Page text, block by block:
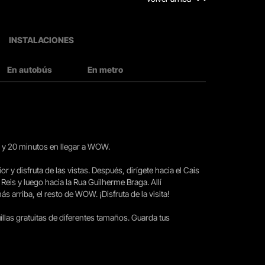
INSTALACIONES
En autobús En metro
20 minutos en llegar a WOW.
y disfruta de las vistas. Después, dirígete hacia el Cais
y luego hacia la Rua Guilherme Braga. Allí
arriba, el resto de WOW. ¡Disfruta de la visita!
gratuitas de diferentes tamaños. Guarda tus